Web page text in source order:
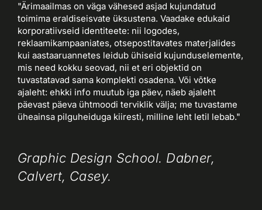
"Ärimaailmas on väga vähesed asjad kujundatud
toimima eraldiseisvate üksustena. Vaadake edukaid
korporatiivseid identiteete: nii logodes,
reklaamikampaaniates, otsepostitavates materjalides
kui aastaaruannetes leidub ühiseid kujunduselemente,
mis need kokku seovad, nii et eri objektid on
tuvastatavad sama komplekti osadena. Või võtke
ajaleht: ehkki info muutub iga päev, näeb ajaleht
päevast päeva ühtmoodi terviklik välja; me tuvastame
üheainsa pilguheiduga kiiresti, milline leht letil lebab."
Graphic Design School. Dabner,
Calvert, Casey.